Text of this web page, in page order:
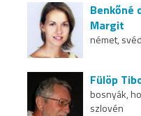
Benkőné
Margit
német,
Fülöp
bosnyák,
szlovén